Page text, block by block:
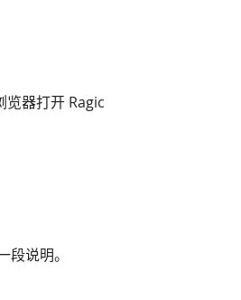
览器打开 Ragic
说明。